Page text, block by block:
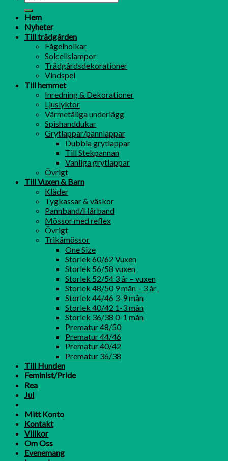
Hem
Nyheter
Till trädgården
Fågelholkar
Solcellslampor
Trädgårdsdekorationer
Vindspel
Till hemmet
Inredning & Dekorationer
Ljuslyktor
Värmetåliga underlägg
Spishanddukar
Grytlappar/pannlappar
Dubbla grytlappar
Till Stekpannan
Vanliga grytlappar
Övrigt
Till Vuxen & Barn
Kläder
Tygkassar & väskor
Pannband/Hårband
Mössor med reflex
Övrigt
Trikåmössor
One Size
Storlek 60/62 Vuxen
Storlek 56/58 vuxen
Storlek 52/54 3 år – vuxen
Storlek 48/50 9 mån – 3 år
Storlek 44/46 3-9 mån
Storlek 40/42 1-3 mån
Storlek 36/38 0-1 mån
Prematur 48/50
Prematur 44/46
Prematur 40/42
Prematur 36/38
Till Hunden
Feminist/Pride
Rea
Jul
Mitt Konto
Kontakt
Villkor
Om Oss
Evenemang